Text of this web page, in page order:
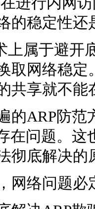
的稳定性还
上属于避
取网络稳
共享就不能
的ARP防
在问题。
彻底解决的
网络问题